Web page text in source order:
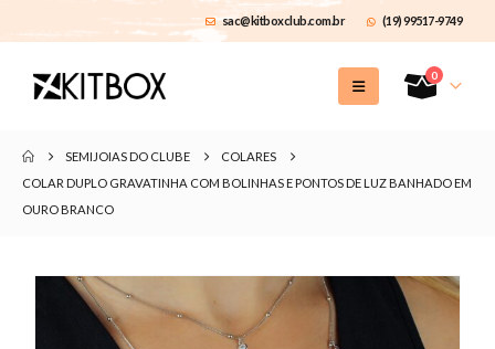
sac@kitboxclub.com.br (19) 99517-9749
0
SEMIJOIAS DO CLUBE
COLARES
COLAR DUPLO GRAVATINHA COM BOLINHAS E PONTOS DE LUZ BANHADO EM
OURO BRANCO